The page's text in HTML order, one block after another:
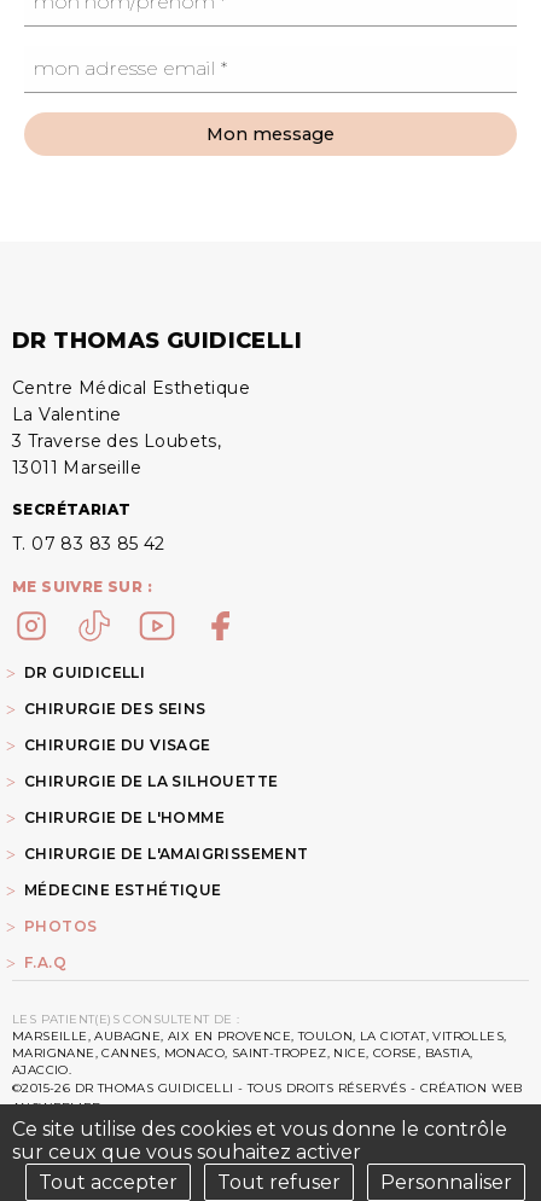
Mon message
DR THOMAS GUIDICELLI
Centre Médical Esthetique
La Valentine
3 Traverse des Loubets,
13011 Marseille
SECRÉTARIAT
T. 07 83 83 85 42
ME SUIVRE SUR :
DR GUIDICELLI
CHIRURGIE DES SEINS
CHIRURGIE DU VISAGE
CHIRURGIE DE LA SILHOUETTE
CHIRURGIE DE L'HOMME
CHIRURGIE DE L'AMAIGRISSEMENT
MÉDECINE ESTHÉTIQUE
PHOTOS
F.A.Q
LES PATIENT(E)S CONSULTENT DE :
MARSEILLE, AUBAGNE, AIX EN PROVENCE, TOULON, LA CIOTAT, VITROLLES,
MARIGNANE, CANNES, MONACO, SAINT-TROPEZ, NICE, CORSE, BASTIA,
AJACCIO.
©2015-26 DR THOMAS GUIDICELLI - TOUS DROITS RÉSERVÉS - CRÉATION WEB
ANSWEBMED
MENTIONS LÉGALES-PLAN DU SITE -LIENS-FICHE SOF.CPRE-SITE DU
Ce site utilise des cookies et vous donne le contrôle
sur ceux que vous souhaitez activer
Tout accepter
Tout refuser Personnaliser